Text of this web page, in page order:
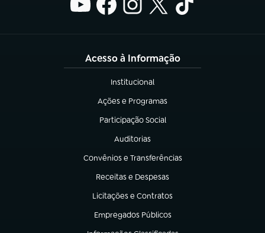
Acesso à Informação
Institucional
(abre em nova aba)
Ações e Programas
(abre em nova aba)
Participação Social
(abre em nova aba)
Auditorias
(abre em nova aba)
Convênios e Transferências
(abre em nova aba)
Receitas e Despesas
(abre em nova aba)
Licitações e Contratos
(abre em nova aba)
Empregados Públicos
(abre em nova aba)